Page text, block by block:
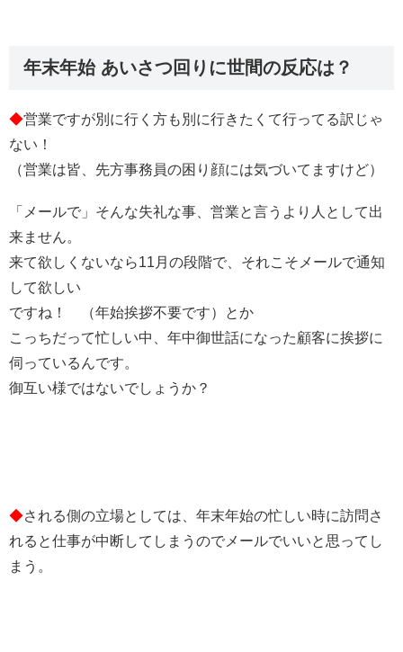
年末年始 あいさつ回りに世間の反応は？
◆営業ですが別に行く方も別に行きたくて行ってる訳じゃ
ない！
（営業は皆、先方事務員の困り顔には気づいてますけど）
「メールで」そんな失礼な事、営業と言うより人として出
来ません。
来て欲しくないなら11月の段階で、それこそメールで通知
して欲しい
ですね！ （年始挨拶不要です）とか
こっちだって忙しい中、年中御世話になった顧客に挨拶に
伺っているんです。
御互い様ではないでしょうか？
◆される側の立場としては、年末年始の忙しい時に訪問さ
れると仕事が中断してしまうのでメールでいいと思ってし
まう。